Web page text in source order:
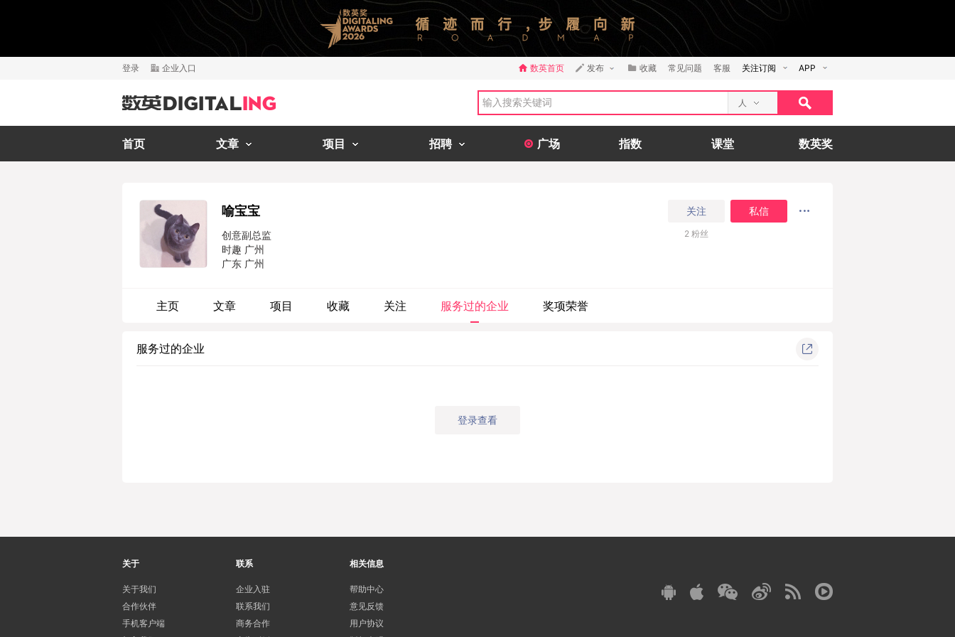
登录 企业入口 数英首页 发布 收藏 常见问题 客服 关注订阅 APP
人
首页 文章 项目 招聘 广场 指数 课堂 数英奖
喻宝宝
创意副总监
时趣 广州
广东 广州
关注 私信
2 粉丝
主页 文章 项目 收藏 关注 服务过的企业 奖项荣誉
服务过的企业
登录查看
关于
关于我们
合作伙伴
手机客户端
联系
企业入驻
联系我们
商务合作
相关信息
帮助中心
意见反馈
用户协议